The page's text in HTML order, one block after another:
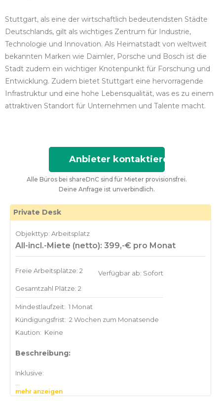
Stuttgart, als eine der wirtschaftlich bedeutendsten Städte
Deutschlands, gilt als wichtiges Zentrum für Industrie,
Technologie und Innovation. Als Heimatstadt von weltweit
bekannten Marken wie Daimler, Porsche und Bosch ist die
Stadt zudem ein wichtiger Knotenpunkt für Forschung und
Entwicklung. Zudem bietet Stuttgart eine hervorragende
Infrastruktur und eine hohe Lebensqualität, was es zu einem
attraktiven Standort für Unternehmen und Talente macht.
Anbieter kontaktieren
Alle Büros bei shareDnC sind für Mieter provisionsfrei.
Deine Anfrage ist unverbindlich.
Private Desk
Objekttyp: Arbeitsplatz
All-incl.-Miete (netto): 399,-€ pro Monat
Freie Arbeitsplätze: 2
Gesamtzahl Plätze: 2
Verfügbar ab: Sofort
Mindestlaufzeit: 1 Monat
Kündigungsfrist: 2 Wochen zum Monatsende
Kaution: Keine
Beschreibung:
Inklusive:
- 24/7-Zugang
mehr anzeigen